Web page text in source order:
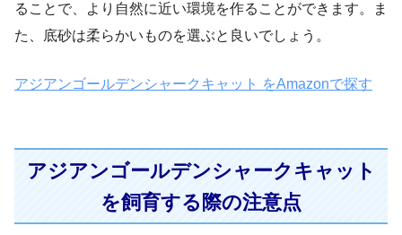
ることで、より自然に近い環境を作ることができます。ま
た、底砂は柔らかいものを選ぶと良いでしょう。
アジアンゴールデンシャークキャット をAmazonで探す
アジアンゴールデンシャークキャット
を飼育する際の注意点